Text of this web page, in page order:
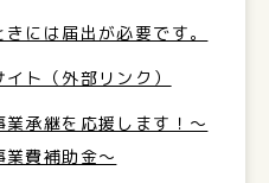
には届出が必要です。
ト（外部リンク）
承継を応援します！～
費補助金～